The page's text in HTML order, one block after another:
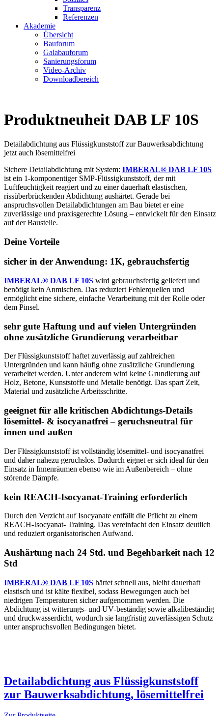
Transparenz
Referenzen
Akademie
Übersicht
Bauforum
Galabauforum
Sanierungsforum
Video-Archiv
Downloadbereich
Produktneuheit DAB LF 10S
Detailabdichtung aus Flüssigkunststoff zur Bauwerksabdichtung
jetzt auch lösemittelfrei
Sichere Detailabdichtung mit System: IMBERAL® DAB LF 10S
ist ein 1‑komponentiger SMP‑Flüssigkunststoff, der mit
Luftfeuchtigkeit reagiert und zu einer dauerhaft elastischen,
rissüberbrückenden Abdichtung aushärtet. Gerade bei
anspruchsvollen Detailabdichtungen am Bau bietet er eine
zuverlässige und praxisgerechte Lösung – entwickelt für den Einsatz
auf der Baustelle.
Deine Vorteile
sicher in der Anwendung: 1K, gebrauchsfertig
IMBERAL® DAB LF 10S wird gebrauchsfertig geliefert und
benötigt kein Anmischen. Das reduziert Fehlerquellen und
ermöglicht eine sichere, einfache Verarbeitung mit der Rolle oder
dem Pinsel.
sehr gute Haftung und auf vielen Untergründen
ohne zusätzliche Grundierung verarbeitbar
Der Flüssigkunststoff haftet zuverlässig auf zahlreichen
Untergründen und kann häufig ohne zusätzliche Grundierung
verarbeitet werden. Unter anderem wird keine Grundierung auf
Holz, Betone, Kunststoffe und Metalle benötigt. Das spart Zeit,
Material und zusätzliche Arbeitsschritte.
geeignet für alle kritischen Abdichtungs‑Details
lösemittel‑ & isocyanatfrei – geruchsneutral für
innen und außen
Der Flüssigkunststoff ist vollständig lösemittel‑ und isocyanatfrei
und daher nahezu geruchslos. Dadurch eignet er sich ideal für den
Einsatz in Innenräumen ebenso wie im Außenbereich – ohne
störende Dämpfe.
kein REACH‑Isocyanat‑Training erforderlich
Durch den Verzicht auf Isocyanate entfällt die Pflicht zu einem
REACH‑Isocyanat‑ Training. Das vereinfacht den Einsatz deutlich
und reduziert organisatorischen Aufwand.
Aushärtung nach 24 Std. und Begehbarkeit nach 12
Std
IMBERAL® DAB LF 10S härtet schnell aus, bleibt dauerhaft
elastisch und ist kälte flexibel, sodass Bewegungen auch bei
niedrigen Temperaturen sicher aufgenommen werden. Die
Abdichtung ist witterungs‑ und UV‑beständig sowie alkalibeständig
und druckwasserdicht, wodurch sie langfristig zuverlässigen Schutz
unter anspruchsvollen Bedingungen bietet.
Detailabdichtung aus Flüssigkunststoff
zur Bauwerksabdichtung, lösemittelfrei